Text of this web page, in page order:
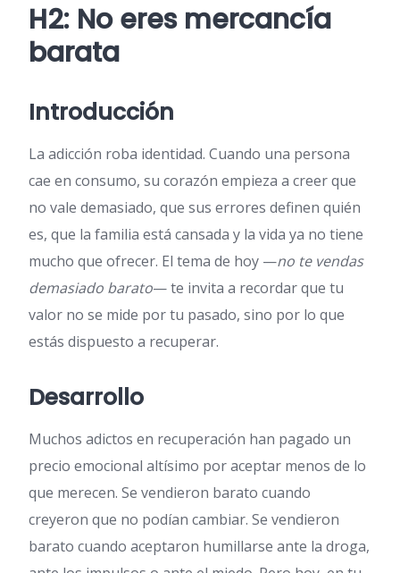
H2: No eres mercancía
barata
Introducción
La adicción roba identidad. Cuando una persona
cae en consumo, su corazón empieza a creer que
no vale demasiado, que sus errores definen quién
es, que la familia está cansada y la vida ya no tiene
mucho que ofrecer. El tema de hoy —no te vendas
demasiado barato— te invita a recordar que tu
valor no se mide por tu pasado, sino por lo que
estás dispuesto a recuperar.
Desarrollo
Muchos adictos en recuperación han pagado un
precio emocional altísimo por aceptar menos de lo
que merecen. Se vendieron barato cuando
creyeron que no podían cambiar. Se vendieron
barato cuando aceptaron humillarse ante la droga,